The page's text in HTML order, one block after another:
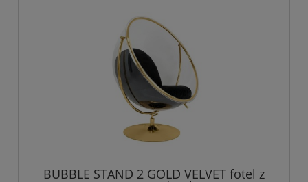
BUBBLE STAND 2 GOLD VELVET fotel z